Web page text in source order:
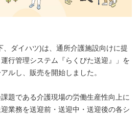
、ダイハツ)は、通所介護施設向けに提
行管理システム『らくぴた送迎』」を
ルし、販売を開始しました。
題である介護現場の労働生産性向上に
業務を送迎前・送迎中・送迎後の各シ